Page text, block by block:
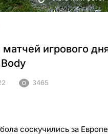
игрового
3465
соскучились за